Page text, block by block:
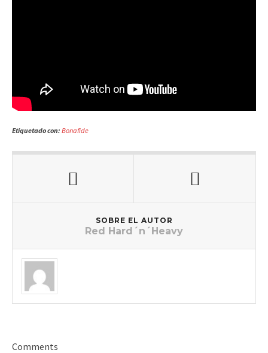
Etiquetado con: Bonafide
SOBRE EL AUTOR
Red Hard´n´Heavy
Comments